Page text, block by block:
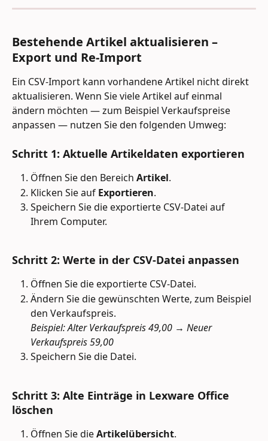
Bestehende Artikel aktualisieren –
Export und Re-Import
Ein CSV-Import kann vorhandene Artikel nicht direkt
aktualisieren. Wenn Sie viele Artikel auf einmal
ändern möchten — zum Beispiel Verkaufspreise
anpassen — nutzen Sie den folgenden Umweg:
Schritt 1: Aktuelle Artikeldaten exportieren
Öffnen Sie den Bereich Artikel.
Klicken Sie auf Exportieren.
Speichern Sie die exportierte CSV-Datei auf
Ihrem Computer.
Schritt 2: Werte in der CSV-Datei anpassen
Öffnen Sie die exportierte CSV-Datei.
Ändern Sie die gewünschten Werte, zum Beispiel
den Verkaufspreis.
Beispiel: Alter Verkaufspreis 49,00 → Neuer
Verkaufspreis 59,00
Speichern Sie die Datei.
Schritt 3: Alte Einträge in Lexware Office
löschen
Öffnen Sie die Artikelübersicht.